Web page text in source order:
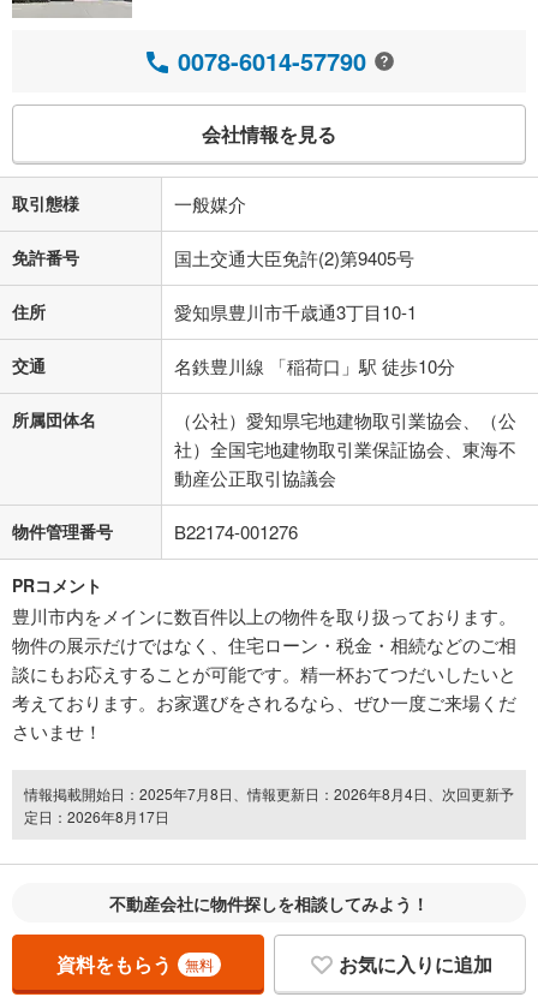
0078-6014-57790
会社情報を見る
取引態様 一般媒介
免許番号 国土交通大臣免許(2)第9405号
住所 愛知県豊川市千歳通3丁目10-1
交通 名鉄豊川線 「稲荷口」駅 徒歩10分
所属団体名
（公社）愛知県宅地建物取引業協会、（公
社）全国宅地建物取引業保証協会、東海不
動産公正取引協議会
物件管理番号 B22174-001276
PRコメント
豊川市内をメインに数百件以上の物件を取り扱っております。
物件の展示だけではなく、住宅ローン・税金・相続などのご相
談にもお応えすることが可能です。精一杯おてつだいしたいと
考えております。お家選びをされるなら、ぜひ一度ご来場くだ
さいませ！
情報掲載開始日：2025年7月8日、情報更新日：2026年8月4日、次回更新予
定日：2026年8月17日
不動産会社に物件探しを相談してみよう！
資料をもらう 無料 お気に入りに追加